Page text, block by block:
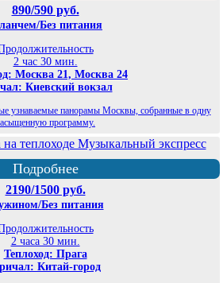
890/590 руб.
Без питания
2 час 30 мин.
Москва 21, Москва 24
Киевский вокзал
узнаваемые панорамы Москвы, собранные в одну
программу.
Подробнее
2190/1500 руб.
Без питания
2 часа 30 мин.
Теплоход: Прага
Китай-город